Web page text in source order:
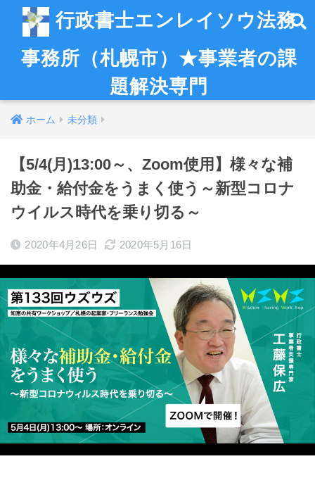
行政書士エンレイソウ法務
事務所（札幌市）★事業者の課
題解決専門
ホーム 未分類
【5/4(月)13:00～、Zoom使用】様々な補
助金・給付金をうまく使う～新型コロナ
ウイルス時代を乗り切る～
2020年4月26日 2020年5月16日